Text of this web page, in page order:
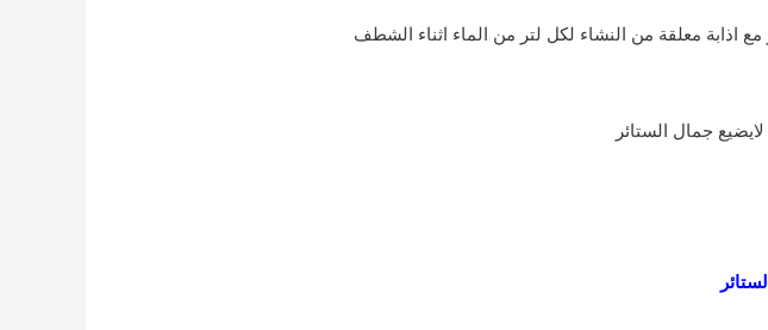
معلقة من النشاء لكل لتر من الماء اثناء الشطف
جمال الستائر